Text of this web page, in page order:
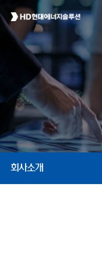
회사소개